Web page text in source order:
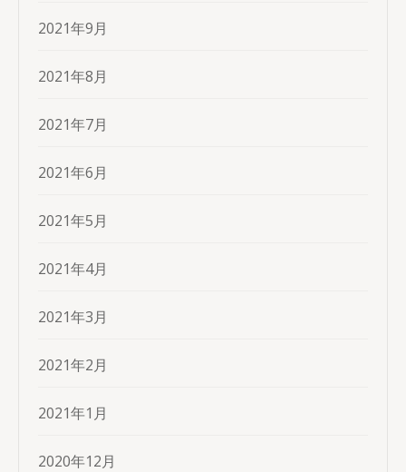
2021年9月
2021年8月
2021年7月
2021年6月
2021年5月
2021年4月
2021年3月
2021年2月
2021年1月
2020年12月